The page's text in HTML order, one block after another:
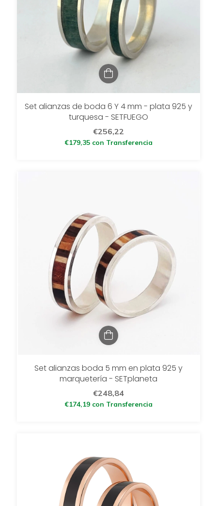
Set alianzas de boda 6 Y 4 mm - plata 925 y
turquesa - SETFUEGO
€256,22
€179,35 con Transferencia
Set alianzas boda 5 mm en plata 925 y
marquetería - SETplaneta
€248,84
€174,19 con Transferencia